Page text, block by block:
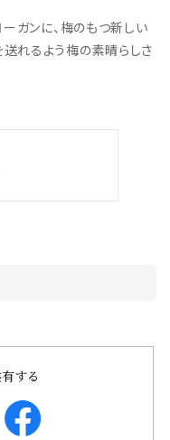
ーガンに、梅のもつ新しい
れるよう梅の素晴らしさ
する